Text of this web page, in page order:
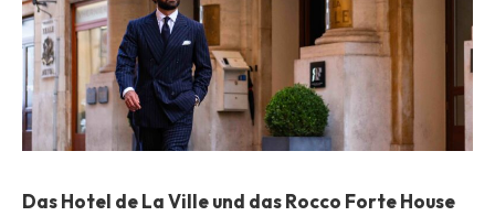
Das Hotel de La Ville und das Rocco Forte House